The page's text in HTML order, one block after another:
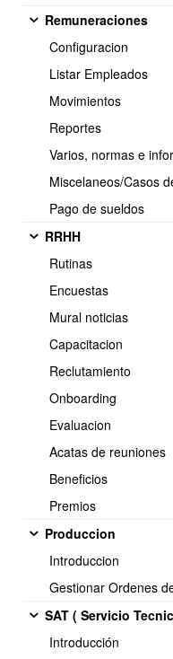
Remuneraciones
Configuracion
Listar Empleados
Movimientos
Reportes
Varios, normas e
Miscelaneos/Casos
Pago de sueldos
RRHH
Rutinas
Encuestas
Mural noticias
Capacitacion
Reclutamiento
Onboarding
Evaluacion
Acatas de reuniones
Beneficios
Premios
Produccion
Introduccion
Gestionar Ordenes
SAT ( Servicio
Introducción
14.- Como eliminar un
15.- ¿Cómo crear e
ficha del cliente?
16.- Actualizar lista clientes
2.- Facturas
2.- Como cobrar una factura
3.- Como cobrar una factura